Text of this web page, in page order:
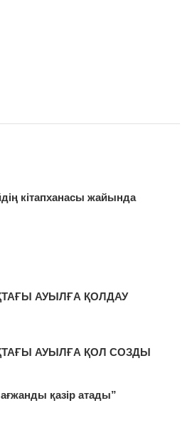
кітапханасы жайында
АУЫЛҒА ҚОЛДАУ
АУЫЛҒА ҚОЛ СОЗДЫ
қазір атады”